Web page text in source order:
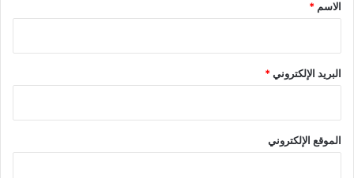
الاسم *
البريد الإلكتروني*
الموقع الإلكتروني